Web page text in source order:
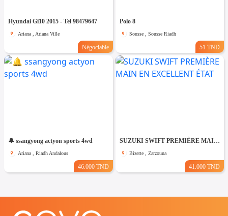
Hyundai Gi10 2015 - Tel 98479647
Ariana , Ariana Ville
Négociable
Polo 8
Sousse , Sousse Riadh
51 TND
🔔 ssangyong actyon sports 4wd
Ariana , Riadh Andalous
46.000 TND
SUZUKI SWIFT PREMIÈRE MAIN EN EXCELLENT ÉTAT
Bizerte , Zarzouna
41.000 TND